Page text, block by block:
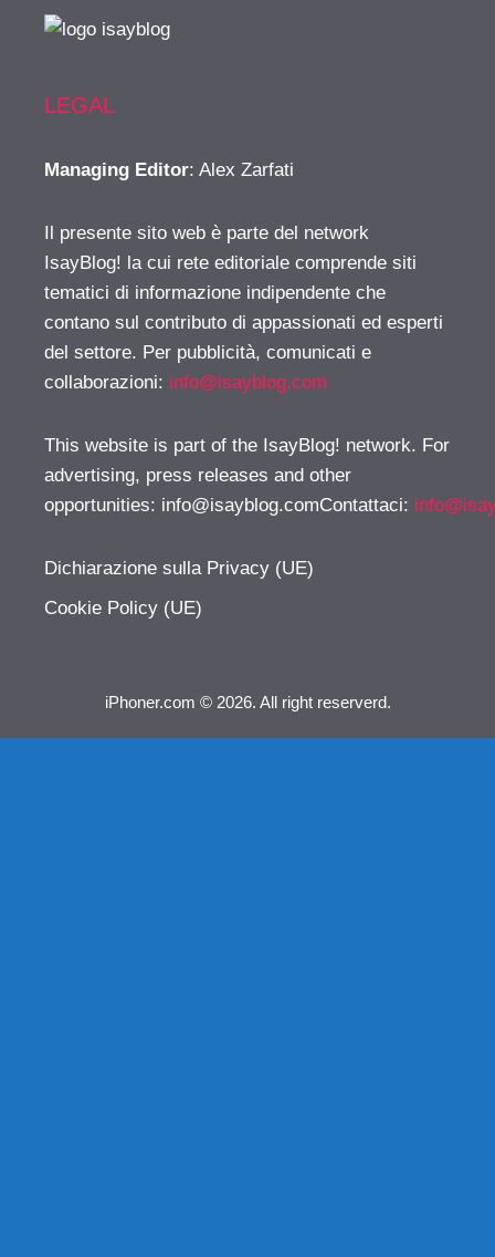
LEGAL
Managing Editor: Alex Zarfati
Il presente sito web è parte del network
IsayBlog! la cui rete editoriale comprende siti
tematici di informazione indipendente che
contano sul contributo di appassionati ed esperti
del settore. Per pubblicità, comunicati e
collaborazioni: info@isayblog.com
This website is part of the IsayBlog! network. For
advertising, press releases and other
opportunities: info@isayblog.comContattaci:
Dichiarazione sulla Privacy (UE)
Cookie Policy (UE)
iPhoner.com © 2026. All right reserverd.